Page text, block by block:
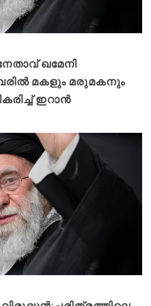
ഖമേനി
മകളും മരുമകനും
ഇറാന്‍